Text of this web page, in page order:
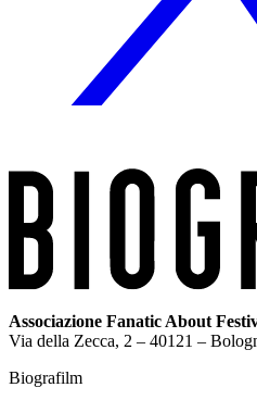
Associazione Fanatic About
Via della Zecca, 2 – 40121 –
Biografilm